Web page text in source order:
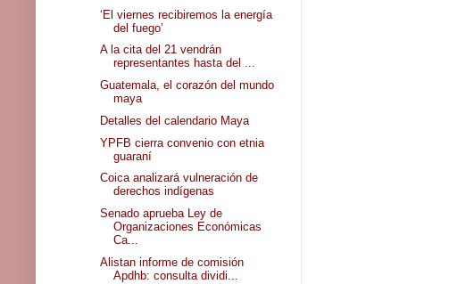
‘El viernes recibiremos la energía
del fuego’
A la cita del 21 vendrán
representantes hasta del ...
Guatemala, el corazón del mundo
maya
Detalles del calendario Maya
YPFB cierra convenio con etnia
guaraní
Coica analizará vulneración de
derechos indígenas
Senado aprueba Ley de
Organizaciones Económicas
Ca...
Alistan informe de comisión
Apdhb: consulta dividi...